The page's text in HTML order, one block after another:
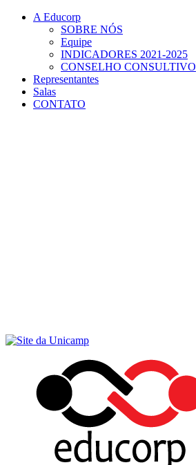
Conteúdo principal
A Educorp
SOBRE NÓS
Equipe
INDICADORES 2021-2025
CONSELHO CONSULTIVO
Representantes
Salas
CONTATO